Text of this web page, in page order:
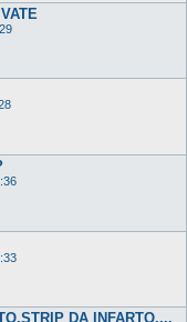
DA INFARTO....